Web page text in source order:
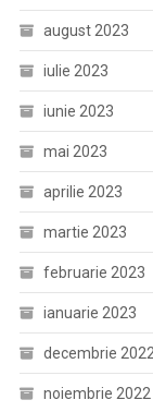
august 2023
iulie 2023
iunie 2023
mai 2023
aprilie 2023
martie 2023
februarie 2023
ianuarie 2023
decembrie 2022
noiembrie 2022